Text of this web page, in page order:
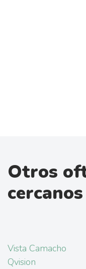
Otros
Vista Camacho
Qvision